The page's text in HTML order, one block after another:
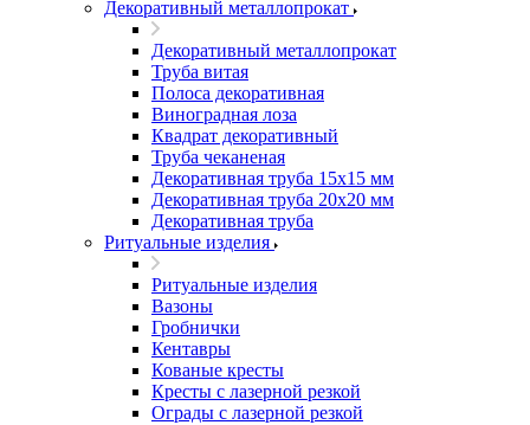
Декоративный металлопрокат
Декоративный металлопрокат
Труба витая
Полоса декоративная
Виноградная лоза
Квадрат декоративный
Труба чеканеная
Декоративная труба 15х15 мм
Декоративная труба 20х20 мм
Декоративная труба
Ритуальные изделия
Ритуальные изделия
Вазоны
Гробнички
Кентавры
Кованые кресты
Кресты с лазерной резкой
Ограды с лазерной резкой